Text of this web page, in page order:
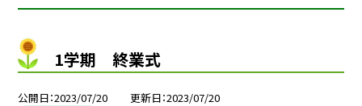
1学期 終業式
公開日 2023/07/20 更新日 2023/07/20